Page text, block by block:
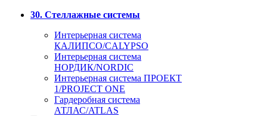
30. Стеллажные системы
Интерьерная система
КАЛИПСО/CALYPSO
Интерьерная система
НОРДИК/NORDIC
Интерьерная система ПРОЕКТ
1/PROJECT ONE
Гардеробная система
АТЛАС/ATLAS